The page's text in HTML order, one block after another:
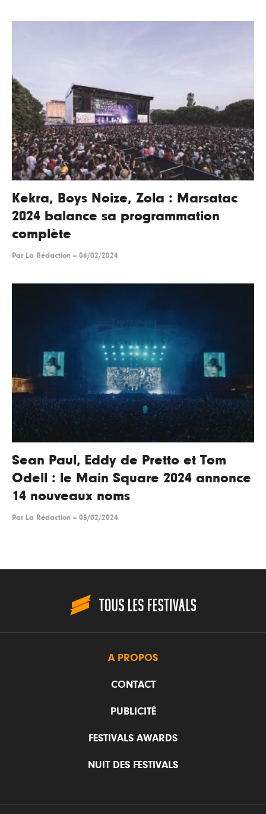
Kekra, Boys Noize, Zola : Marsatac
2024 balance sa programmation
complète
Par La Rédaction -- 06/02/2024
Sean Paul, Eddy de Pretto et Tom
Odell : le Main Square 2024 annonce
14 nouveaux noms
Par La Rédaction -- 05/02/2024
A PROPOS
CONTACT
PUBLICITÉ
FESTIVALS AWARDS
NUIT DES FESTIVALS